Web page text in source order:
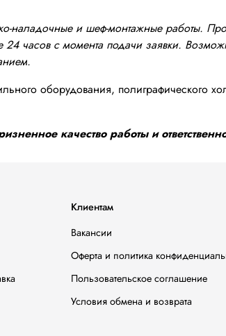
наладочные и шеф-монтажные работы.
часов с момента подачи заявки.
оборудования, полиграфического
качество работы и
Клиентам
Вакансии
Оферта и политика
Пользовательское соглашение
Условия обмена и возврата